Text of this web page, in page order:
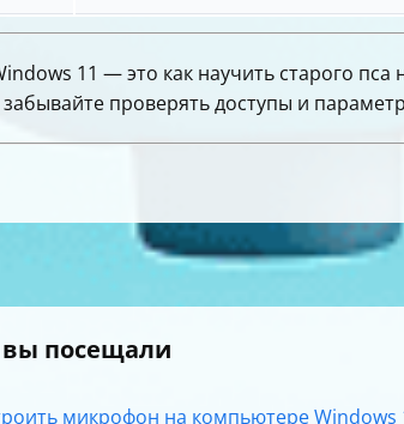
11 — это как научить старого
забывайте проверять доступы и
вы посещали
микрофон на компьютере Windows